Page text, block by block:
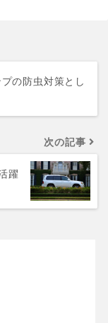
の防虫対策とし
次の記事
躍